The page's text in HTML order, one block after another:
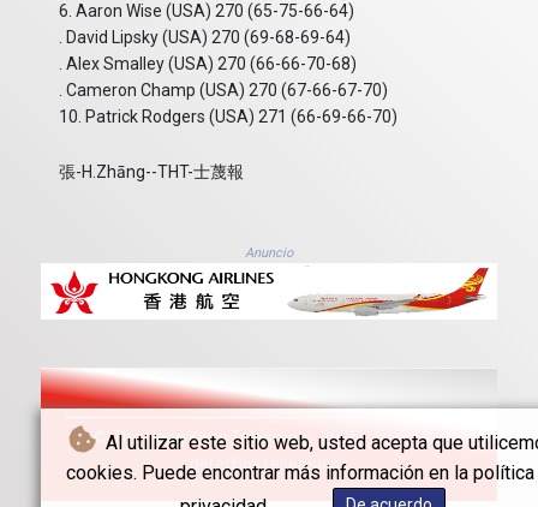
Al utilizar este sitio web, usted acepta que
cookies. Puede encontrar más información en la política
6. Aaron Wise (USA) 270 (65-75-66-64)
. David Lipsky (USA) 270 (69-68-69-64)
. Alex Smalley (USA) 270 (66-66-70-68)
. Cameron Champ (USA) 270 (67-66-67-70)
10. Patrick Rodgers (USA) 271 (66-69-66-70)
張-H.Zhāng--THT-士蔑報
Anuncio
© The Hong Kong Telegraph - 2026 - Todos los
derechos reservados